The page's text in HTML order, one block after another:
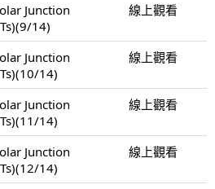
Junction
14)
線上觀看
Junction
14)
線上觀看
Junction
14)
線上觀看
Junction
14)
線上觀看